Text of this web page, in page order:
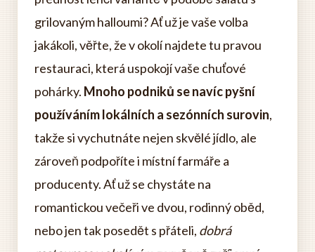
grilovaným halloumi? Ať už je vaše volba
jakákoli, věřte, že v okolí najdete tu pravou
restauraci, která uspokojí vaše chuťové
pohárky. Mnoho podniků se navíc pyšní
používáním lokálních a sezónních surovin,
takže si vychutnáte nejen skvělé jídlo, ale
zároveň podpoříte i místní farmáře a
producenty. Ať už se chystáte na
romantickou večeři ve dvou, rodinný oběd,
nebo jen tak posedět s přáteli, dobrá